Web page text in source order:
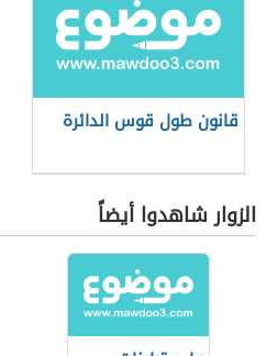
قانون طول قوس الدائرة
الزوار شاهدوا أيضاً